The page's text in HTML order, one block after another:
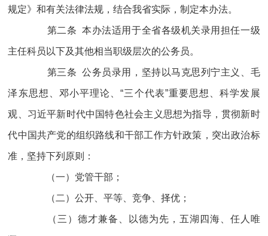
规定》和有关法律法规，结合我省实际，制定本办法。
第二条 本办法适用于全省各级机关录用担任一级
主任科员以下及其他相当职级层次的公务员。
第三条 公务员录用，坚持以马克思列宁主义、毛
泽东思想、邓小平理论、“三个代表”重要思想、科学发展
观、习近平新时代中国特色社会主义思想为指导，贯彻新时
代中国共产党的组织路线和干部工作方针政策，突出政治标
准，坚持下列原则：
（一）党管干部；
（二）公开、平等、竞争、择优；
（三）德才兼备、以德为先，五湖四海、任人唯